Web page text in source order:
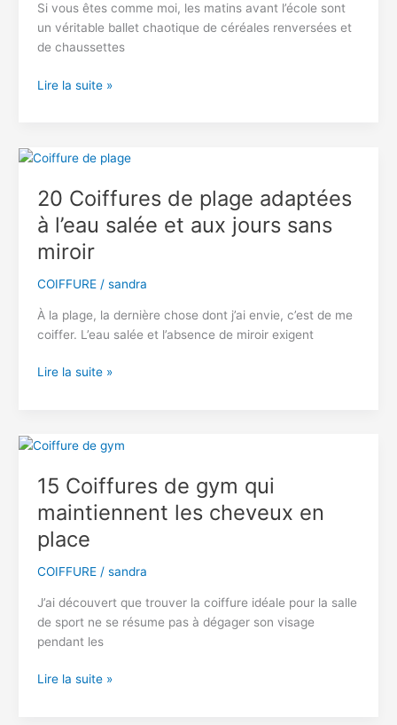
Si vous êtes comme moi, les matins avant l’école sont
un véritable ballet chaotique de céréales renversées et
de chaussettes
25
scolaire
dans
les
salles
de
classe
France
Lire la suite »
20 Coiffures de plage adaptées
à l’eau salée et aux jours sans
miroir
COIFFURE/ sandra
À la plage, la dernière chose dont j’ai envie, c’est de me
coiffer. L’eau salée et l’absence de miroir exigent
20
adaptées
l’eau
salée
aux
jours
miroir
Lire la suite »
15 Coiffures de gym qui
maintiennent les cheveux en
place
COIFFURE/ sandra
J’ai découvert que trouver la coiffure idéale pour la salle
de sport ne se résume pas à dégager son visage
pendant les
15
Lire la suite »